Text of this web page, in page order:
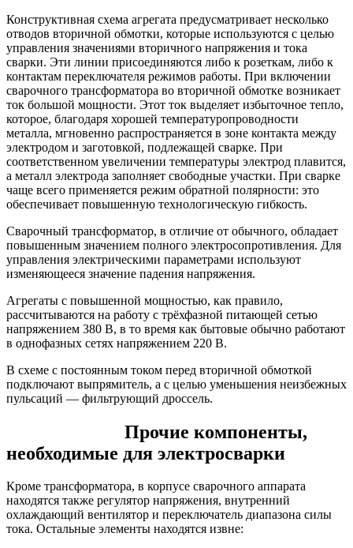
Конструктивная схема агрегата предусматривает несколько
отводов вторичной обмотки, которые используются с целью
управления значениями вторичного напряжения и тока
сварки. Эти линии присоединяются либо к розеткам, либо к
контактам переключателя режимов работы. При включении
сварочного трансформатора во вторичной обмотке возникает
ток большой мощности. Этот ток выделяет избыточное тепло,
которое, благодаря хорошей температуропроводности
металла, мгновенно распространяется в зоне контакта между
электродом и заготовкой, подлежащей сварке. При
соответственном увеличении температуры электрод плавится,
а металл электрода заполняет свободные участки. При сварке
чаще всего применяется режим обратной полярности: это
обеспечивает повышенную технологическую гибкость.
Сварочный трансформатор, в отличие от обычного, обладает
повышенным значением полного электросопротивления. Для
управления электрическими параметрами используют
изменяющееся значение падения напряжения.
Агрегаты с повышенной мощностью, как правило,
рассчитываются на работу с трёхфазной питающей сетью
напряжением 380 В, в то время как бытовые обычно работают
в однофазных сетях напряжением 220 В.
В схеме с постоянным током перед вторичной обмоткой
подключают выпрямитель, а с целью уменьшения неизбежных
пульсаций — фильтрующий дроссель.
Прочие компоненты,
необходимые для электросварки
Кроме трансформатора, в корпусе сварочного аппарата
находятся также регулятор напряжения, внутренний
охлаждающий вентилятор и переключатель диапазона силы
тока. Остальные элементы находятся извне: